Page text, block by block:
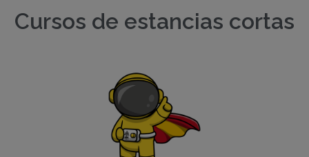
Cursos de estancias cortas